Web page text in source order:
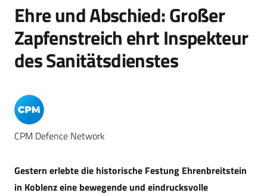
Ehre und Abschied: Großer
Zapfenstreich ehrt Inspekteur
des Sanitätsdienstes
CPM Defence Network
Gestern erlebte die historische Festung Ehrenbreitstein
in Koblenz eine bewegende und eindrucksvolle